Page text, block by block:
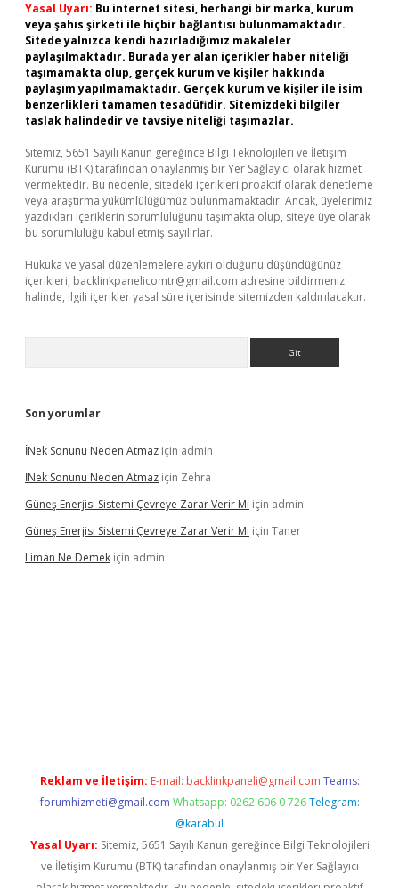
Yasal Uyarı: Bu internet sitesi, herhangi bir marka, kurum
veya şahıs şirketi ile hiçbir bağlantısı bulunmamaktadır.
Sitede yalnızca kendi hazırladığımız makaleler
paylaşılmaktadır. Burada yer alan içerikler haber niteliği
taşımamakta olup, gerçek kurum ve kişiler hakkında
paylaşım yapılmamaktadır. Gerçek kurum ve kişiler ile isim
benzerlikleri tamamen tesadüfidir. Sitemizdeki bilgiler
taslak halindedir ve tavsiye niteliği taşımazlar.
Sitemiz, 5651 Sayılı Kanun gereğince Bilgi Teknolojileri ve İletişim
Kurumu (BTK) tarafından onaylanmış bir Yer Sağlayıcı olarak hizmet
vermektedir. Bu nedenle, sitedeki içerikleri proaktif olarak denetleme
veya araştırma yükümlülüğümüz bulunmamaktadır. Ancak, üyelerimiz
yazdıkları içeriklerin sorumluluğunu taşımakta olup, siteye üye olarak
bu sorumluluğu kabul etmiş sayılırlar.
Hukuka ve yasal düzenlemelere aykırı olduğunu düşündüğünüz
içerikleri, backlinkpanelicomtr@gmail.com adresine bildirmeniz
halinde, ilgili içerikler yasal süre içerisinde sitemizden kaldırılacaktır.
Son yorumlar
İNek Sonunu Neden Atmaz için admin
İNek Sonunu Neden Atmaz için Zehra
Güneş Enerjisi Sistemi Çevreye Zarar Verir Mi için admin
Güneş Enerjisi Sistemi Çevreye Zarar Verir Mi için Taner
Liman Ne Demek için admin
Reklam ve İletişim: E-mail: backlinkpaneli@gmail.com Teams:
forumhizmeti@gmail.com Whatsapp: 0262 606 0 726 Telegram:
@karabul
Yasal Uyarı: Sitemiz, 5651 Sayılı Kanun gereğince Bilgi Teknolojileri
ve İletişim Kurumu (BTK) tarafından onaylanmış bir Yer Sağlayıcı